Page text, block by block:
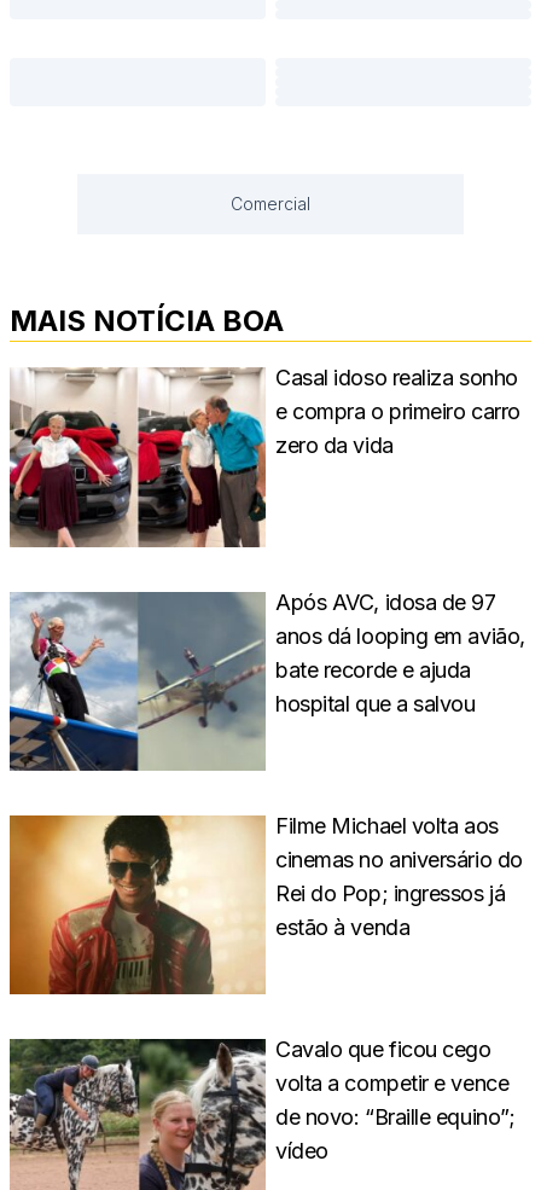
Comercial
MAIS NOTÍCIA BOA
Casal idoso realiza sonho
e compra o primeiro carro
zero da vida
Após AVC, idosa de 97
anos dá looping em avião,
bate recorde e ajuda
hospital que a salvou
Filme Michael volta aos
cinemas no aniversário do
Rei do Pop; ingressos já
estão à venda
Cavalo que ficou cego
volta a competir e vence
de novo: “Braille equino”;
vídeo